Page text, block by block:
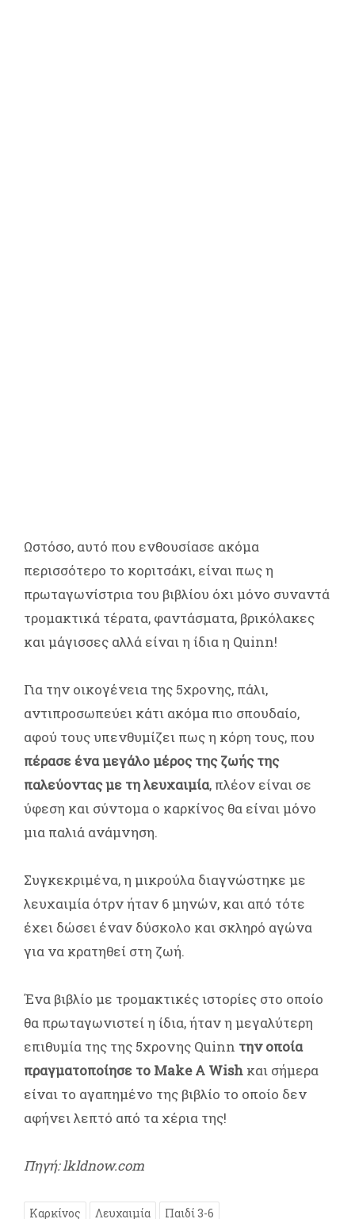
Ωστόσο, αυτό που ενθουσίασε ακόμα
περισσότερο το κοριτσάκι, είναι πως η
πρωταγωνίστρια του βιβλίου όχι μόνο συναντά
τρομακτικά τέρατα, φαντάσματα, βρικόλακες
και μάγισσες αλλά είναι η ίδια η Quinn!
Για την οικογένεια της 5χρονης, πάλι,
αντιπροσωπεύει κάτι ακόμα πιο σπουδαίο,
αφού τους υπενθυμίζει πως η κόρη τους, που
πέρασε ένα μεγάλο μέρος της ζωής της
παλεύοντας με τη λευχαιμία, πλέον είναι σε
ύφεση και σύντομα ο καρκίνος θα είναι μόνο
μια παλιά ανάμνηση.
Συγκεκριμένα, η μικρούλα διαγνώστηκε με
λευχαιμία ότρν ήταν 6 μηνών, και από τότε
έχει δώσει έναν δύσκολο και σκληρό αγώνα
για να κρατηθεί στη ζωή.
Ένα βιβλίο με τρομακτικές ιστορίες στο οποίο
θα πρωταγωνιστεί η ίδια, ήταν η μεγαλύτερη
επιθυμία της της 5χρονης Quinn την οποία
πραγματοποίησε το Make A Wish και σήμερα
είναι το αγαπημένο της βιβλίο το οποίο δεν
αφήνει λεπτό από τα χέρια της!
Πηγή: lkldnow.com
Καρκίνος Λευχαιμία Παιδί 3-6